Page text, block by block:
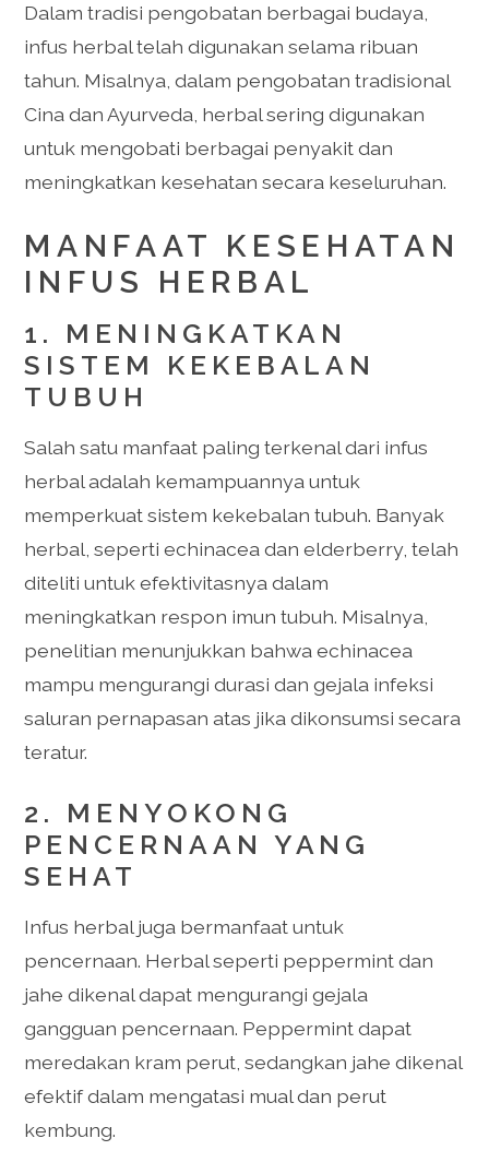
Dalam tradisi pengobatan berbagai budaya,
infus herbal telah digunakan selama ribuan
tahun. Misalnya, dalam pengobatan tradisional
Cina dan Ayurveda, herbal sering digunakan
untuk mengobati berbagai penyakit dan
meningkatkan kesehatan secara keseluruhan.
MANFAAT KESEHATAN
INFUS HERBAL
1. MENINGKATKAN
SISTEM KEKEBALAN
TUBUH
Salah satu manfaat paling terkenal dari infus
herbal adalah kemampuannya untuk
memperkuat sistem kekebalan tubuh. Banyak
herbal, seperti echinacea dan elderberry, telah
diteliti untuk efektivitasnya dalam
meningkatkan respon imun tubuh. Misalnya,
penelitian menunjukkan bahwa echinacea
mampu mengurangi durasi dan gejala infeksi
saluran pernapasan atas jika dikonsumsi secara
teratur.
2. MENYOKONG
PENCERNAAN YANG
SEHAT
Infus herbal juga bermanfaat untuk
pencernaan. Herbal seperti peppermint dan
jahe dikenal dapat mengurangi gejala
gangguan pencernaan. Peppermint dapat
meredakan kram perut, sedangkan jahe dikenal
efektif dalam mengatasi mual dan perut
kembung.